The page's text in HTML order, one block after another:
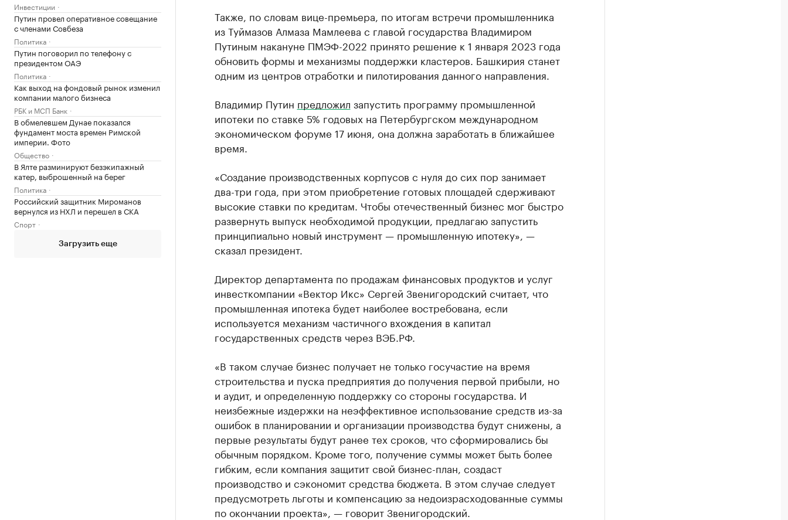
Инвестиции
Путин провел оперативное совещание
с членами Совбеза
Политика
Путин поговорил по телефону с
президентом ОАЭ
Политика
Как выход на фондовый рынок изменил
компании малого бизнеса
РБК и МСП Банк
В обмелевшем Дунае показался
фундамент моста времен Римской
империи. Фото
Общество
В Ялте разминируют безэкипажный
катер, выброшенный на берег
Политика
Российский защитник Мироманов
вернулся из НХЛ и перешел в СКА
Спорт
Загрузить еще
Также, по словам вице-премьера, по итогам встречи промышленника
из Туймазов Алмаза Мамлеева с главой государства Владимиром
Путиным накануне ПМЭФ-2022 принято решение к 1 января 2023 года
обновить формы и механизмы поддержки кластеров. Башкирия станет
одним из центров отработки и пилотирования данного направления.
Владимир Путин предложил запустить программу промышленной
ипотеки по ставке 5% годовых на Петербургском международном
экономическом форуме 17 июня, она должна заработать в ближайшее
время.
«Создание производственных корпусов с нуля до сих пор занимает
два-три года, при этом приобретение готовых площадей сдерживают
высокие ставки по кредитам. Чтобы отечественный бизнес мог быстро
развернуть выпуск необходимой продукции, предлагаю запустить
принципиально новый инструмент — промышленную ипотеку», —
сказал президент.
Директор департамента по продажам финансовых продуктов и услуг
инвесткомпании «Вектор Икс» Сергей Звенигородский считает, что
промышленная ипотека будет наиболее востребована, если
используется механизм частичного вхождения в капитал
государственных средств через ВЭБ.РФ.
«В таком случае бизнес получает не только госучастие на время
строительства и пуска предприятия до получения первой прибыли, но
и аудит, и определенную поддержку со стороны государства. И
неизбежные издержки на неэффективное использование средств из-за
ошибок в планировании и организации производства будут снижены, а
первые результаты будут ранее тех сроков, что сформировались бы
обычным порядком. Кроме того, получение суммы может быть более
гибким, если компания защитит свой бизнес-план, создаст
производство и сэкономит средства бюджета. В этом случае следует
предусмотреть льготы и компенсацию за недоизрасходованные суммы
по окончании проекта», — говорит Звенигородский.